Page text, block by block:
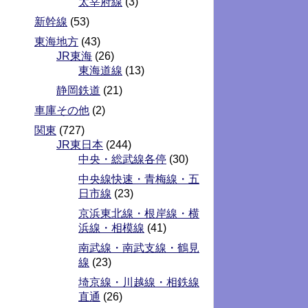
新幹線 (53)
東海地方 (43)
JR東海 (26)
東海道線 (13)
静岡鉄道 (21)
車庫その他 (2)
関東 (727)
JR東日本 (244)
中央・総武線各停 (30)
中央線快速・青梅線・五
日市線 (23)
京浜東北線・根岸線・横
浜線・相模線 (41)
南武線・南武支線・鶴見
線 (23)
埼京線・川越線・相鉄線
直通 (26)